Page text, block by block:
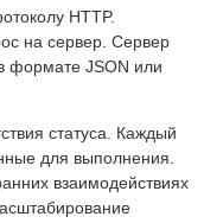
HTTP.
на сервер. Сервер
формате JSON или
статуса. Каждый
для выполнения.
взаимодействиях